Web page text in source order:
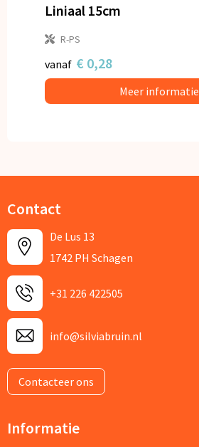
Liniaal 15cm
R-PS
vanaf € 0,28
Meer informatie
Contact
De Lus 13
1742 PH Schagen
+31 226 422505
info@silviabruin.nl
Contacteer ons
Informatie